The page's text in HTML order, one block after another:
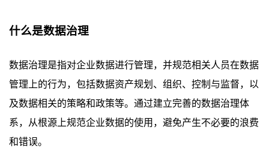
什么是数据治理
数据治理是指对企业数据进行管理，并规范相关人员在数据
管理上的行为，包括数据资产规划、组织、控制与监督，以
及数据相关的策略和政策等。通过建立完善的数据治理体
系，从根源上规范企业数据的使用，避免产生不必要的浪费
和错误。